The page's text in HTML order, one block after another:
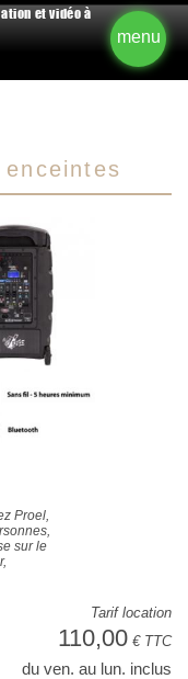
et vidéo à
menu
Proel,
sur le
Tarif location
110,00 € TTC
du ven. au lun. inclus